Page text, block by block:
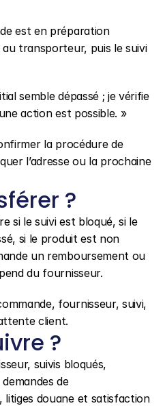
est en préparation
transporteur, puis le suivi
semble dépassé ; je vérifie
action est possible. »
la procédure de
l’adresse ou la prochaine
?
si le suivi est bloqué, si le
si le produit est non
un remboursement ou
du fournisseur.
fournisseur, suivi,
client.
?
suivis bloqués,
de
douane et satisfaction